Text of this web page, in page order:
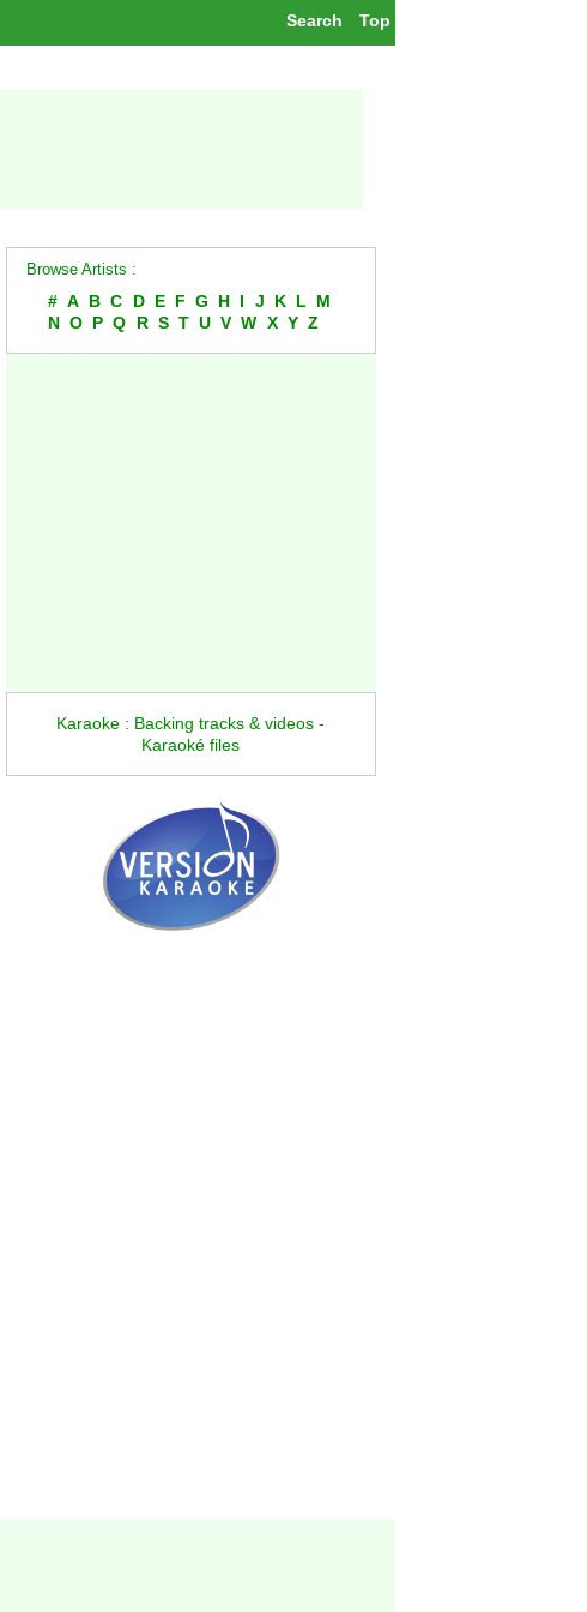
Top
Search
Browse Artists :
# A B C D E F G H I J K L
M
N O P Q R S T U V W X Y Z
Karaoke : Backing tracks & videos -
Karaoké files